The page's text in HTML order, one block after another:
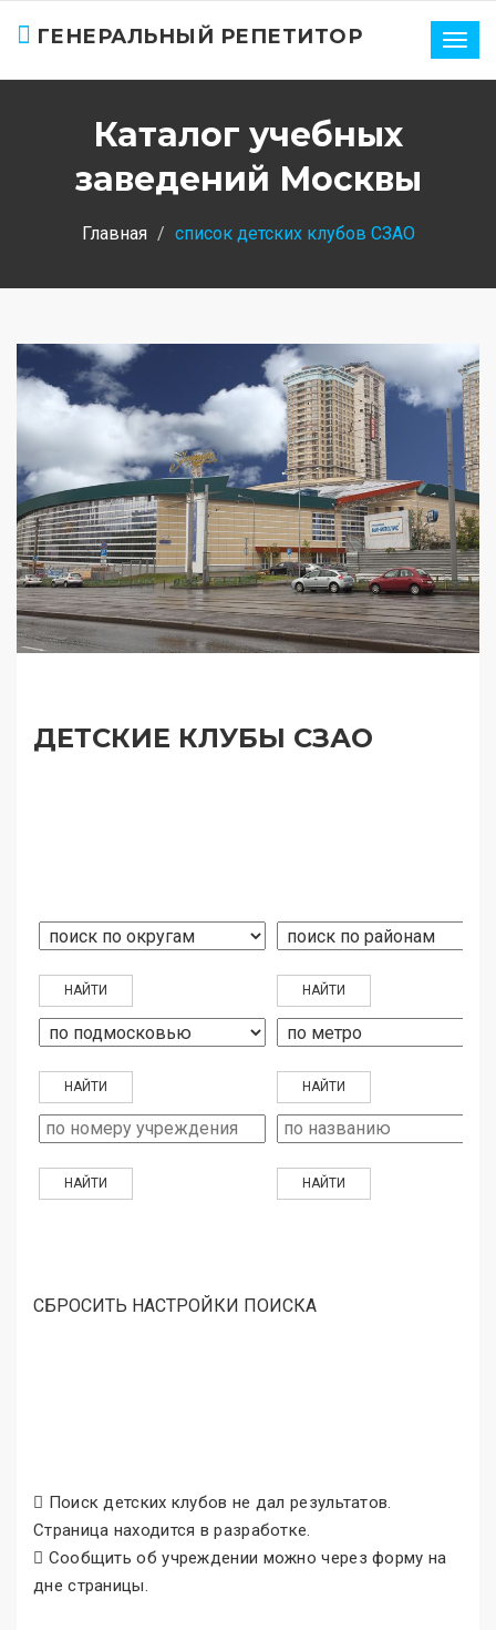
ГЕНЕРАЛЬНЫЙ РЕПЕТИТОР
Каталог учебных
заведений Москвы
Главная список детских клубов СЗАО
ДЕТСКИЕ КЛУБЫ СЗАО
СБРОСИТЬ НАСТРОЙКИ ПОИСКА
Поиск детских клубов не дал результатов.
Страница находится в разработке.
Сообщить об учреждении можно через форму на
дне страницы.